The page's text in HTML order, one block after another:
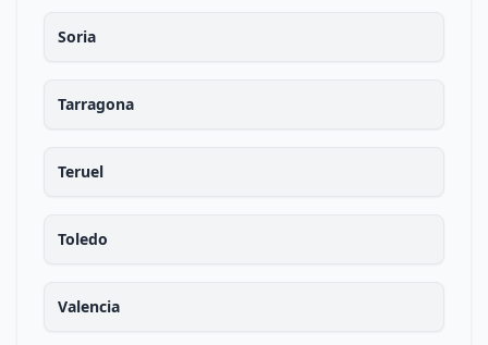
Soria
Tarragona
Teruel
Toledo
Valencia